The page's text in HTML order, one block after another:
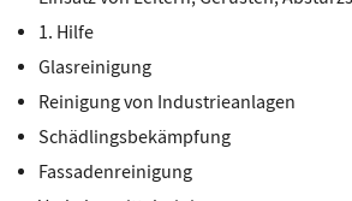
1. Hilfe
Glasreinigung
Reinigung von Industrieanlagen
Schädlingsbekämpfung
Fassadenreinigung